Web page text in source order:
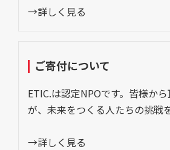
→詳しく見る
ご寄付について
ETIC.は認定NPOです。皆様か
が、未来をつくる人たちの挑戦
→詳しく見る